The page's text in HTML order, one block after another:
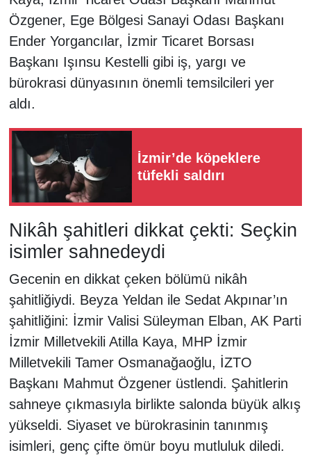
Özgener, Ege Bölgesi Sanayi Odası Başkanı
Ender Yorgancılar, İzmir Ticaret Borsası
Başkanı Işınsu Kestelli gibi iş, yargı ve
bürokrasi dünyasının önemli temsilcileri yer
aldı.
İzmir’de köpeklere
tüfekli saldırı
Nikâh şahitleri dikkat çekti: Seçkin
isimler sahnedeydi
Gecenin en dikkat çeken bölümü nikâh
şahitliğiydi. Beyza Yeldan ile Sedat Akpınar’ın
şahitliğini: İzmir Valisi Süleyman Elban, AK Parti
İzmir Milletvekili Atilla Kaya, MHP İzmir
Milletvekili Tamer Osmanağaoğlu, İZTO
Başkanı Mahmut Özgener üstlendi. Şahitlerin
sahneye çıkmasıyla birlikte salonda büyük alkış
yükseldi. Siyaset ve bürokrasinin tanınmış
isimleri, genç çifte ömür boyu mutluluk diledi.